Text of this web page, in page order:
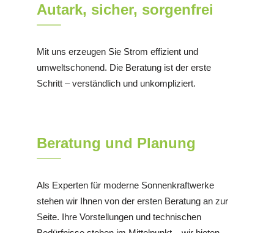
Autark, sicher, sorgenfrei
Mit uns erzeugen Sie Strom effizient und
umweltschonend. Die Beratung ist der erste
Schritt – verständlich und unkompliziert.
Beratung und Planung
Als Experten für moderne Sonnenkraftwerke
stehen wir Ihnen von der ersten Beratung an zur
Seite. Ihre Vorstellungen und technischen